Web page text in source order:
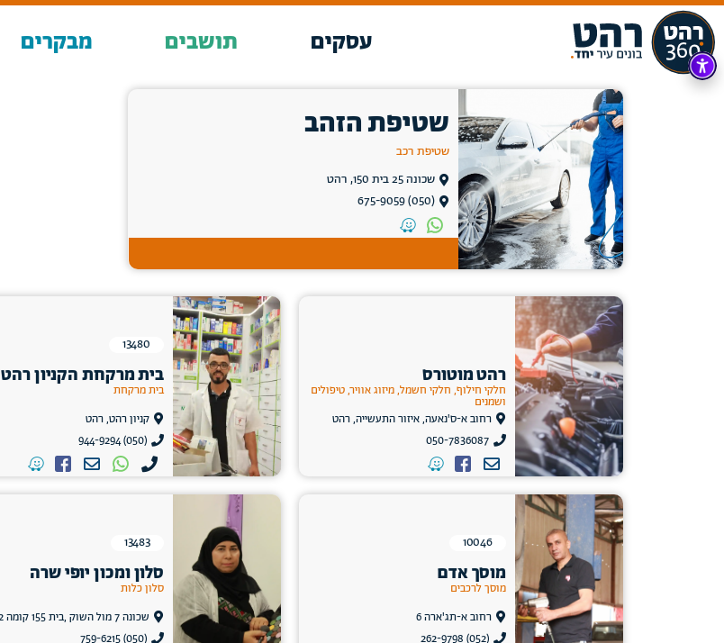
עסקים תושבים מבקרים
שטיפת הזהב
שטיפת רכב
שכונה 25 בית 150, רהט
(050) 675-9059
רהט מוטורס
חלקי חילוף, חלקי חשמל, מיזוג אוויר, טיפולים
ושמנים
רחוב א-ס'נאעה, איזור התעשייה, רהט
050-7836087
13480
בית מרקחת הקניון רהט
בית מרקחת
קניון רהט, רהט
(050) 944-9294
10046
מוסך אדם
מוסך לרכבים
רחוב א-תג'ארה 6
(052) 262-9798
13483
סלון ומכון יופי שרה
סלון כלות
שכונה 7 מול השוק ,בית 155 קומה 2, רהט
(050) 759-6215